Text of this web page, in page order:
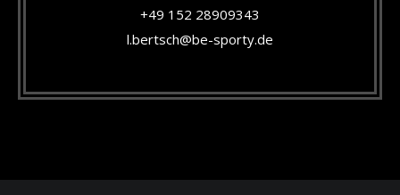
+49 152 28909343
l.bertsch@be-sporty.de